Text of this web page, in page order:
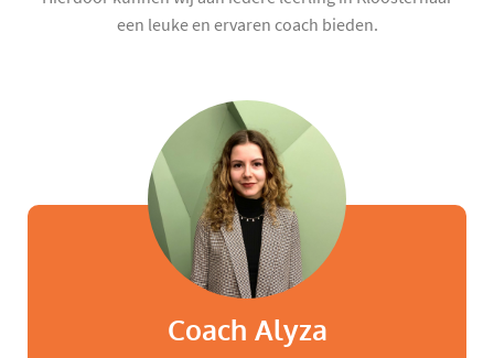
een leuke en ervaren coach bieden.
Coach Alyza